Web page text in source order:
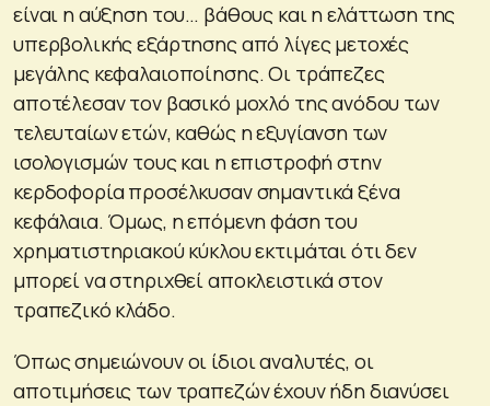
είναι η αύξηση του… βάθους και η ελάττωση της
υπερβολικής εξάρτησης από λίγες μετοχές
μεγάλης κεφαλαιοποίησης. Οι τράπεζες
αποτέλεσαν τον βασικό μοχλό της ανόδου των
τελευταίων ετών, καθώς η εξυγίανση των
ισολογισμών τους και η επιστροφή στην
κερδοφορία προσέλκυσαν σημαντικά ξένα
κεφάλαια. Όμως, η επόμενη φάση του
χρηματιστηριακού κύκλου εκτιμάται ότι δεν
μπορεί να στηριχθεί αποκλειστικά στον
τραπεζικό κλάδο.
Όπως σημειώνουν οι ίδιοι αναλυτές, οι
αποτιμήσεις των τραπεζών έχουν ήδη διανύσει